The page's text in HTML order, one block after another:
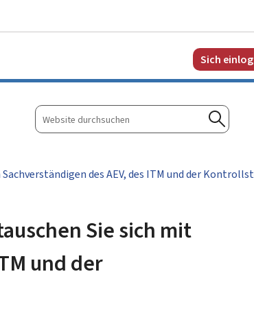
Sich
Website
durchsuchen
Suchen
des AEV, des ITM und der
Sie sich mit
und der